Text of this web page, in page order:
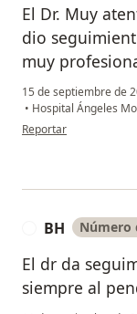
El Dr. Muy
dio
muy
15 de septiembre de
• Hospital Ángeles
en opinión del usuario
Reportar
BH Número
El dr da
siempre al